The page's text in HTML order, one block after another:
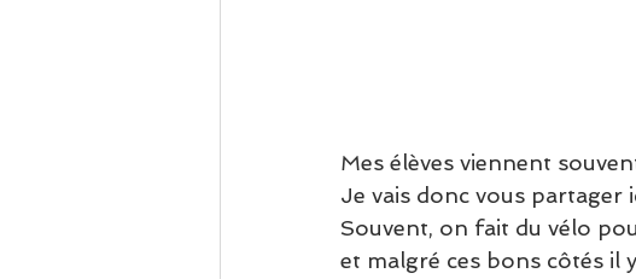
Mes élèves viennent
Je vais donc vous partager
Souvent, on fait du vélo
et malgré ces bons côtés il